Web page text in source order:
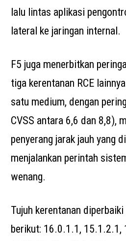
lalu lintas aplikasi
lateral ke jaringan internal.
F5 juga menerbitkan
tiga kerentanan RCE
satu medium, dengan
CVSS antara 6,6 dan 8,8),
penyerang jarak jauh yang
menjalankan perintah
wenang.
Tujuh kerentanan
berikut: 16.0.1.1, 15.1.2.1,